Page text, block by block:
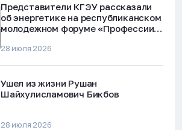
Представители КГЭУ рассказали
об энергетике на республиканском
молодежном форуме «Профессии
28 июля 2026
Ушел из жизни Рушан
Шайхулисламович Бикбов
28 июля 2026